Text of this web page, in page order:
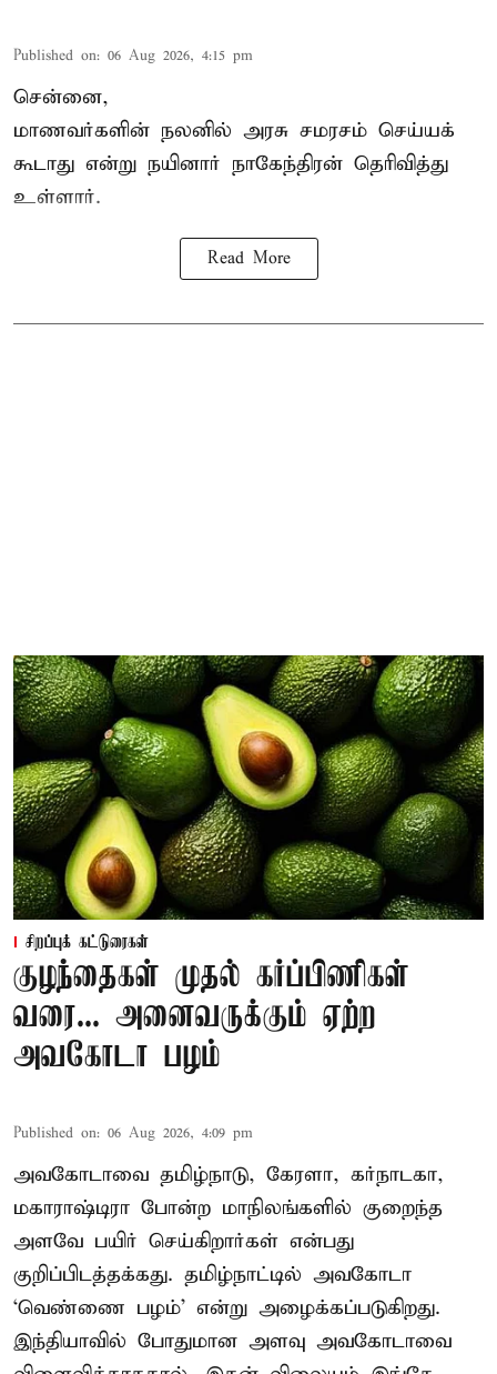
Published on: 06 Aug 2026, 4:15 pm
சென்னை,
மாணவர்களின் நலனில் அரசு சமரசம் செய்யக்
கூடாது என்று நயினார் நாகேந்திரன் தெரிவித்து
உள்ளார்.
Read More
சிறப்புக் கட்டுரைகள்
குழந்தைகள் முதல் கர்ப்பிணிகள்
வரை... அனைவருக்கும் ஏற்ற
அவகோடா பழம்
Published on: 06 Aug 2026, 4:09 pm
அவகோடாவை தமிழ்நாடு, கேரளா, கர்நாடகா,
மகாராஷ்டிரா போன்ற மாநிலங்களில் குறைந்த
அளவே பயிர் செய்கிறார்கள் என்பது
குறிப்பிடத்தக்கது. தமிழ்நாட்டில் அவகோடா
‘வெண்ணை பழம்’ என்று அழைக்கப்படுகிறது.
இந்தியாவில் போதுமான அளவு அவகோடாவை